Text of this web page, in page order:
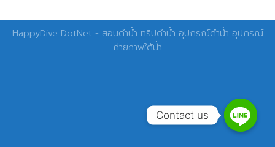
HappyDive DotNet - สอนดำน้ำ ทริปดำน้ำ อุปกรณ์ดำน้ำ อุปกรณ์
ถ่ายภาพใต้น้ำ
Contact us